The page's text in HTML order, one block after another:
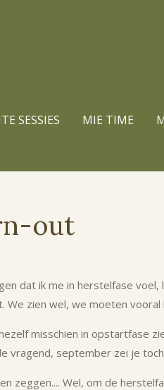
SESSIES MIE TIME
out
dat ik me in herstelfase
zien wel, we moeten vooral
misschien in opstartfase
vragend, september zei je
zeggen.... Wel, om de